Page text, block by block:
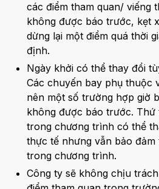
các điểm tham quan/ viếng
không được báo trước, kẹt
dừng lại một điểm quá thời
định.
Ngày khởi có thể thay đổi
Các chuyến bay phụ thuộc
nên một số trường hợp giờ
không được báo trước. Thứ
trong chương trình có thể
thực tế nhưng vẫn bảo
trong chương trình.
Công ty sẽ không chịu